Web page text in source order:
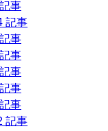
事
記事
事
事
事
事
事
記事